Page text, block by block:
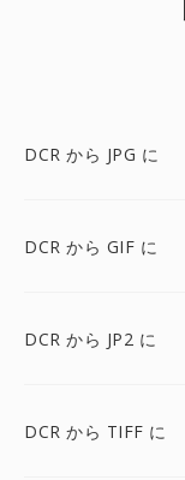
DCR から JPG に
DCR から GIF に
DCR から JP2 に
DCR から TIFF に